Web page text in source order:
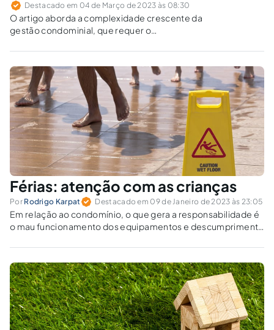
Destacado em 04 de Março de 2023 às 08:30
O artigo aborda a complexidade crescente da
gestão condominial, que requer o
específica aos condomínios, com a aplicação
das ferramentas do processo gerencial por
um gestor condominial qualificado.
Férias: atenção com as crianças
Por Rodrigo Karpat Destacado em 09 de Janeiro de 2023 às 23:05
Em relação ao condomínio, o que gera a responsabilidade é
o mau funcionamento dos equipamentos e descumprimento